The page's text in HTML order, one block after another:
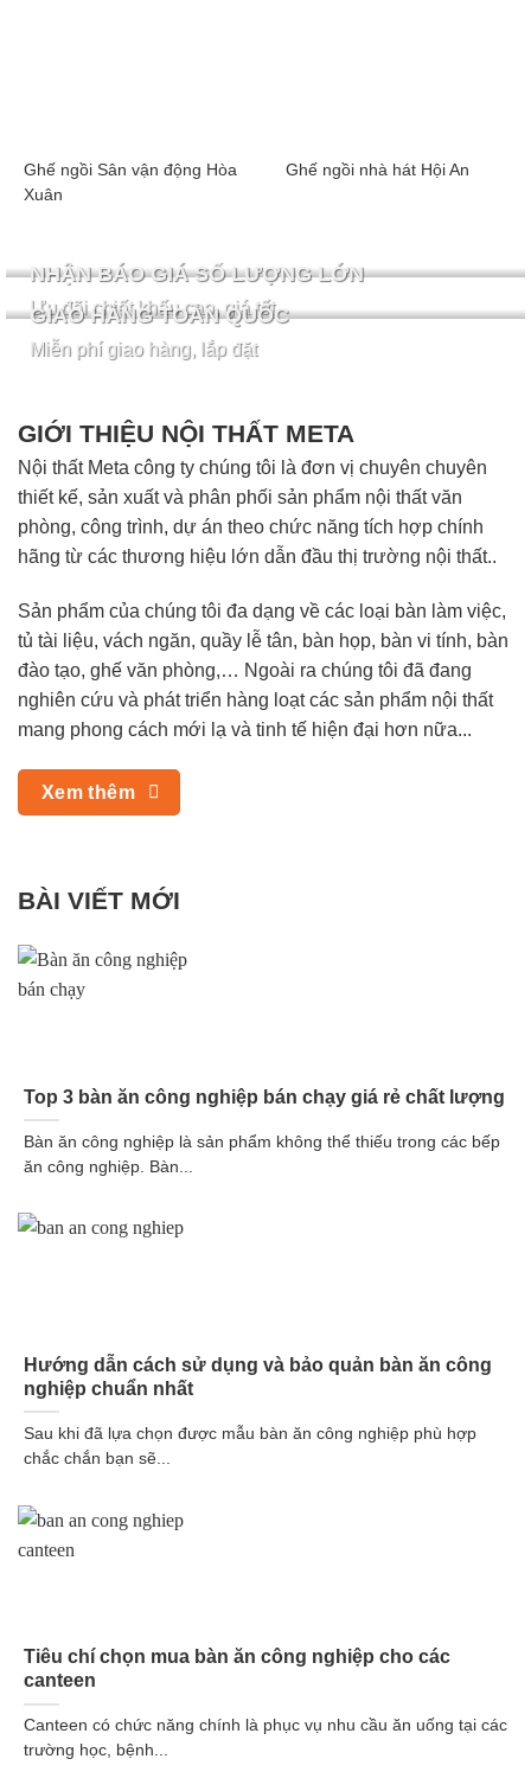
Ghế ngồi Sân vận động Hòa
Xuân
Ghế ngồi nhà hát Hội An
NHẬN BÁO GIÁ SỐ LƯỢNG LỚN
Ưu đãi chiết khấu cao, giá tốt
GIAO HÀNG TOÀN QUỐC
Miễn phí giao hàng, lắp đặt
GIỚI THIỆU NỘI THẤT META
Nội thất Meta công ty chúng tôi là đơn vị chuyên chuyên
thiết kế, sản xuất và phân phối sản phẩm nội thất văn
phòng, công trình, dự án theo chức năng tích hợp chính
hãng từ các thương hiệu lớn dẫn đầu thị trường nội thất..
Sản phẩm của chúng tôi đa dạng về các loại bàn làm việc,
tủ tài liệu, vách ngăn, quầy lễ tân, bàn họp, bàn vi tính, bàn
đào tạo, ghế văn phòng,… Ngoài ra chúng tôi đã đang
nghiên cứu và phát triển hàng loạt các sản phẩm nội thất
mang phong cách mới lạ và tinh tế hiện đại hơn nữa...
Xem thêm
BÀI VIẾT MỚI
Top 3 bàn ăn công nghiệp bán chạy giá rẻ chất lượng
Bàn ăn công nghiệp là sản phẩm không thể thiếu trong các bếp
ăn công nghiệp. Bàn...
Hướng dẫn cách sử dụng và bảo quản bàn ăn công
nghiệp chuẩn nhất
Sau khi đã lựa chọn được mẫu bàn ăn công nghiệp phù hợp
chắc chắn bạn sẽ...
Tiêu chí chọn mua bàn ăn công nghiệp cho các
canteen
Canteen có chức năng chính là phục vụ nhu cầu ăn uống tại các
trường học, bệnh...